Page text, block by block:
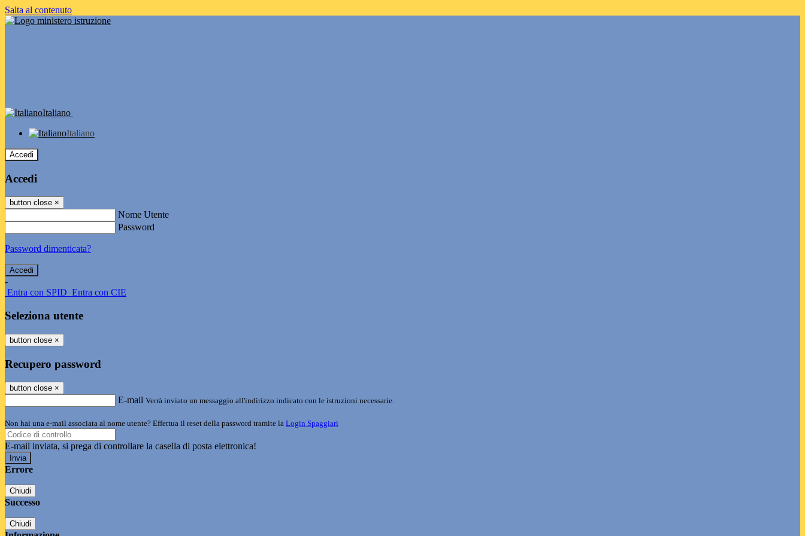
Salta al contenuto
Italiano
Italiano
Accedi
Accedi
button close ×
Nome Utente
Password
Password dimenticata?
-
Entra con SPID Entra con CIE
Seleziona utente
button close ×
Recupero password
button close ×
E-mail Verrà inviato un messaggio all'indirizzo indicato con le istruzioni necessarie.
Non hai una e-mail associata al nome utente? Effettua il reset della password tramite la Login Spaggiari
E-mail inviata, si prega di controllare la casella di posta elettronica!
Errore
Chiudi
Successo
Chiudi